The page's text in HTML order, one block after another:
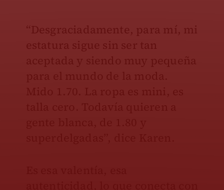
“Desgraciadamente, para mí, mi
estatura sigue sin ser tan
aceptada y siendo muy pequeña